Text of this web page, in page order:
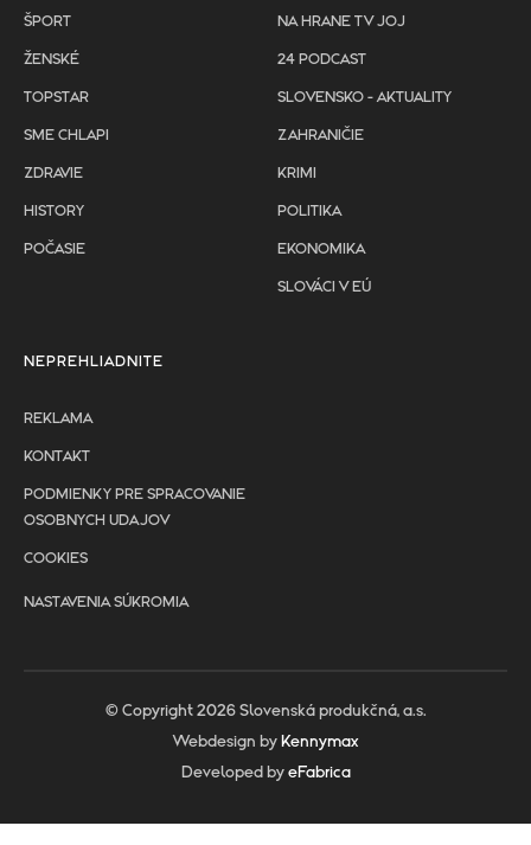
ŠPORT
ŽENSKÉ
TOPSTAR
SME CHLAPI
ZDRAVIE
HISTORY
POČASIE
NA HRANE TV JOJ
24 PODCAST
SLOVENSKO - AKTUALITY
ZAHRANIČIE
KRIMI
POLITIKA
EKONOMIKA
SLOVÁCI V EÚ
NEPREHLIADNITE
REKLAMA
KONTAKT
PODMIENKY PRE SPRACOVANIE
OSOBNYCH UDAJOV
COOKIES
NASTAVENIA SÚKROMIA
© Copyright 2026 Slovenská produkčná, a.s.
Webdesign by Kennymax
Developed by eFabrica